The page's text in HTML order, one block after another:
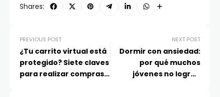
Shares:
PREVIOUS POST
¿Tu carrito virtual está
protegido? Siete claves
para realizar compras
NEXT POST
Dormir con ansiedad:
por qué muchos
jóvenes no logran